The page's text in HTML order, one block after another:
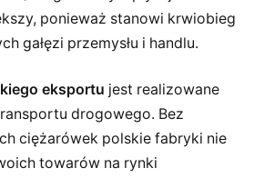
ponieważ stanowi krwiobieg
gałęzi przemysłu i handlu.
eksportu jest realizowane
drogowego. Bez
ciężarówek polskie fabryki nie
towarów na rynki